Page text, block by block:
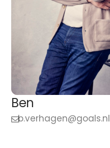
Ben
b.verhagen@goals.nl